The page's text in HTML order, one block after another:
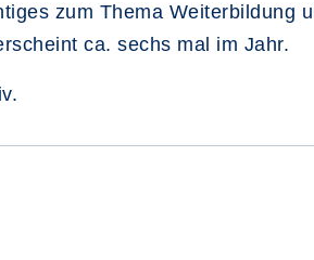
zum Thema Weiterbildung
ca. sechs mal im Jahr.